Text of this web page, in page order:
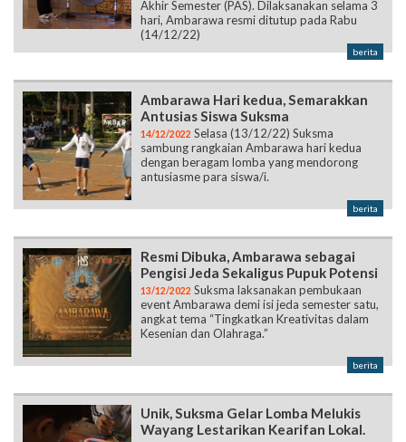
Akhir Semester (PAS). Dilaksanakan selama 3
hari, Ambarawa resmi ditutup pada Rabu
(14/12/22)
berita
Ambarawa Hari kedua, Semarakkan
Antusias Siswa Suksma
14/12/2022 Selasa (13/12/22) Suksma
sambung rangkaian Ambarawa hari kedua
dengan beragam lomba yang mendorong
antusiasme para siswa/i.
berita
Resmi Dibuka, Ambarawa sebagai
Pengisi Jeda Sekaligus Pupuk Potensi
13/12/2022 Suksma laksanakan pembukaan
event Ambarawa demi isi jeda semester satu,
angkat tema “Tingkatkan Kreativitas dalam
Kesenian dan Olahraga.”
berita
Unik, Suksma Gelar Lomba Melukis
Wayang Lestarikan Kearifan Lokal.